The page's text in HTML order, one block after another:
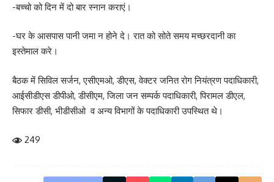
-बच्चो को दिन में दो बार स्नान कराएं।
-घर के आसपास पानी जमा न होने दे। रात को सोते समय मच्छरदानी का
इस्तेमाल करे।
बैठक में सिविल सर्जन, एसीएमओ, डीएस, वेक्टर जनित रोग नियंत्रण पदाधिकारी,
आईसीडीएस डीपीओ, डीसीएम, जिला जन सम्पर्क पदाधिकारी, पिरामल डीएल,
सिफार डीसी, भीडीसीओ व अन्य विभागों के पदाधिकारी उपस्थित थे।
249